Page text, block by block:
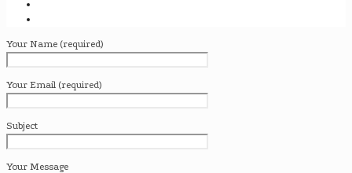
Your Name (required)
Your Email (required)
Subject
Your Message